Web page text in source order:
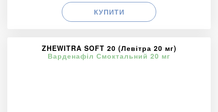
КУПИТИ
ZHEWITRA SOFT 20 (Левітра 20 мг)
Варденафіл Смоктальний 20 мг